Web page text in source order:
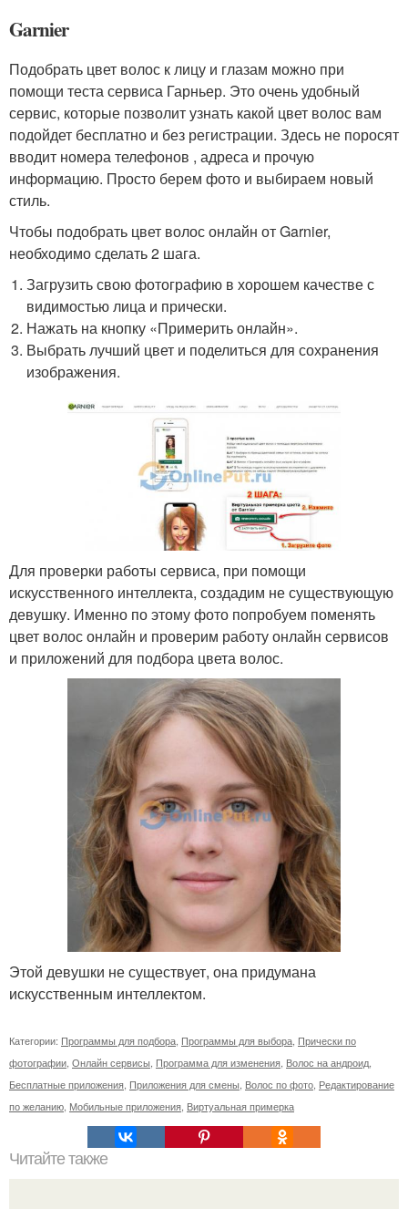
Garnier
Подобрать цвет волос к лицу и глазам можно при
помощи теста сервиса Гарньер. Это очень удобный
сервис, которые позволит узнать какой цвет волос вам
подойдет бесплатно и без регистрации. Здесь не поросят
вводит номера телефонов , адреса и прочую
информацию. Просто берем фото и выбираем новый
стиль.
Чтобы подобрать цвет волос онлайн от Garnier,
необходимо сделать 2 шага.
Загрузить свою фотографию в хорошем качестве с
видимостью лица и прически.
Нажать на кнопку «Примерить онлайн».
Выбрать лучший цвет и поделиться для сохранения
изображения.
Для проверки работы сервиса, при помощи
искусственного интеллекта, создадим не существующую
девушку. Именно по этому фото попробуем поменять
цвет волос онлайн и проверим работу онлайн сервисов
и приложений для подбора цвета волос.
Этой девушки не существует, она придумана
искусственным интеллектом.
Категории: Программы для подбора Программы для выбора Прически по
фотографии Онлайн сервисы Программа для изменения Волос на андроид
Бесплатные приложения Приложения для смены Волос по фото Редактирование
по желанию Мобильные приложения Виртуальная примерка
Читайте также